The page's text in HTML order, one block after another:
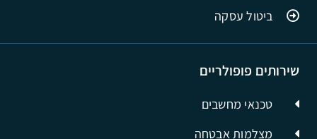
שירותים פופולריים
טכנאי מחשבים
מצלמות אבטחה
ביטול עסקה